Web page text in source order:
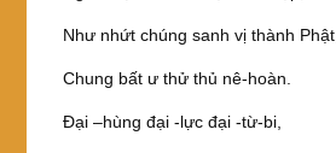
Như nhứt chúng sanh vị thành Phật,
Chung bất ư thử thủ nê-hoàn.
Đại –hùng đại -lực đại -từ-bi,